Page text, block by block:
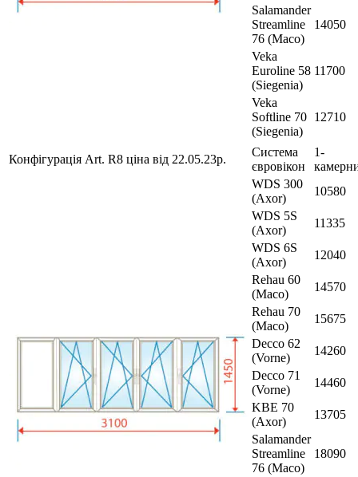
Salamander
Streamline
76 (Maco)
14050
Veka
Euroline 58
(Siegenia)
11700
Veka
Softline 70
(Siegenia)
12710
Конфігурація Art. R8 ціна від 22.05.23р.
Система
євровікон
1-
WDS 300
(Axor)
10580
WDS 5S
(Axor)
11335
WDS 6S
(Axor)
12040
Rehau 60
(Maco)
14570
Rehau 70
(Maco)
15675
Decco 62
(Vorne)
14260
Decco 71
(Vorne)
14460
KBE 70
(Axor)
13705
Salamander
Streamline
76 (Maco)
18090